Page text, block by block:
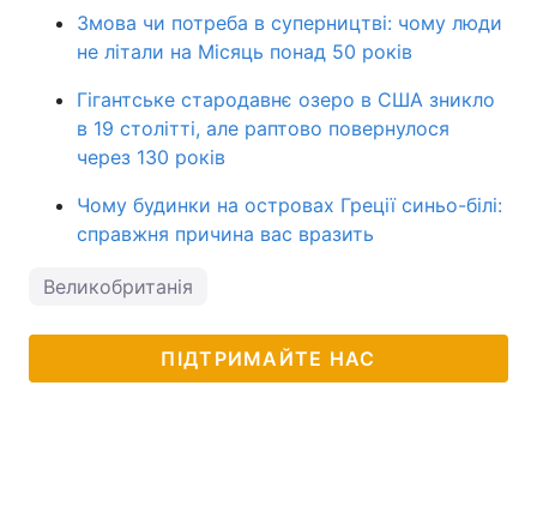
Змова чи потреба в суперництві: чому люди
не літали на Місяць понад 50 років
Гігантське стародавнє озеро в США зникло
в 19 столітті, але раптово повернулося
через 130 років
Чому будинки на островах Греції синьо-білі:
справжня причина вас вразить
Великобританія
ПІДТРИМАЙТЕ НАС